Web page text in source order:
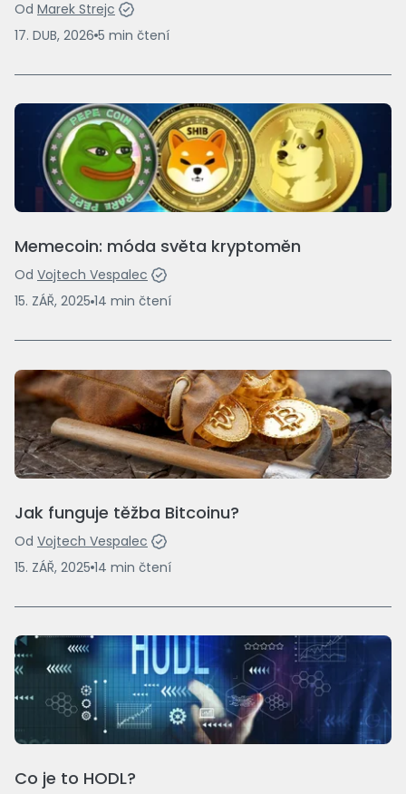
Od Marek Strejc
17. DUB, 2026 5 min čtení
Memecoin: móda světa kryptoměn
Od Vojtech Vespalec
15. ZÁŘ, 2025 14 min čtení
Jak funguje těžba Bitcoinu?
Od Vojtech Vespalec
15. ZÁŘ, 2025 14 min čtení
Co je to HODL?